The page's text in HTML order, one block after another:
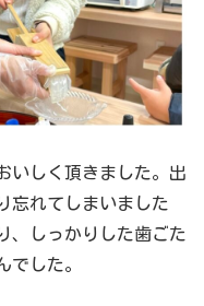
いしく頂きました。出
忘れてしまいました
、しっかりした歯ごた
でした。